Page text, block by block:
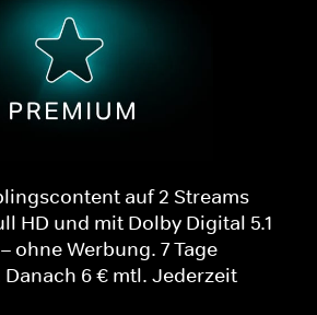
auf 2 Streams
HD und mit Dolby Digital 5.1
ohne Werbung. 7 Tage
6 € mtl. Jederzeit